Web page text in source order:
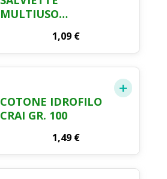
MULTIUSO
POCKET CRAI X 20
1,09 €
COTONE IDROFILO
CRAI GR. 100
1,49 €